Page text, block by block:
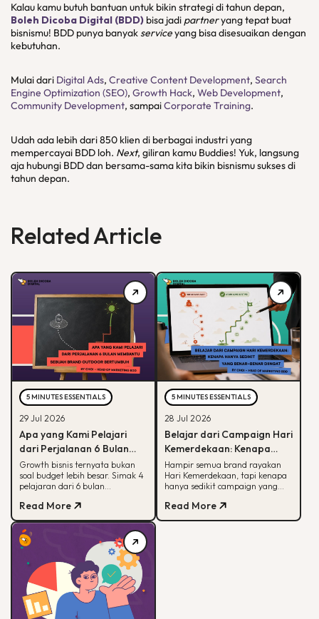
Kalau kamu butuh bantuan untuk bikin strategi di tahun depan,
Boleh Dicoba Digital (BDD) bisa jadi partneryang tepat buat
bisnismu! BDD punya banyak serviceyang bisa disesuaikan dengan
kebutuhan.
Mulai dari Digital Ads, Creative Content Development, Search
Engine Optimization (SEO), Growth Hack, Web Development,
Community Development, sampaiCorporate Training.
Udah ada lebih dari 850 klien di berbagai industri yang
mempercayai BDD loh. Next, giliran kamu Buddies! Yuk, langsung
aja hubungi BDD dan bersama-sama kita bikin bisnismu sukses di
tahun depan.
Related Article
5 MINUTES ESSENTIALS
29 Jul 2026
Apa yang Kami Pelajari
dari Perjalanan 6 Bulan
Membantu Sebuah Brand
Outdoor Bertumbuh
Growth bisnis ternyata bukan
soal budget lebih besar. Simak 4
pelajaran dari 6 bulan
memahami peran tiap channel
marketing
Read More
5 MINUTES ESSENTIALS
28 Jul 2026
Belajar dari Campaign Hari
Kemerdekaan: Kenapa
Hanya Sedikit yang Benar-
Benar Diingat?
Hampir semua brand rayakan
Hari Kemerdekaan, tapi kenapa
hanya sedikit campaign yang
untuk bikin campaign yang
bermakna.
Read More